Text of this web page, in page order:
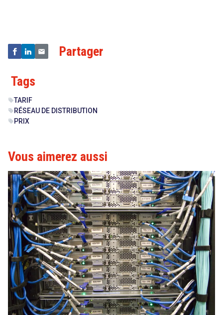
Partager
Tags
sellTARIF
sell RÉSEAU DE DISTRIBUTION
sell PRIX
Vous aimerez aussi